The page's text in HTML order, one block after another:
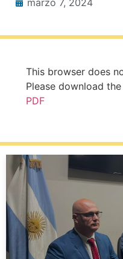
This browser does
Please download
PDF